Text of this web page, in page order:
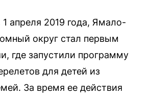
апреля 2019 года, Ямало-
округ стал первым
где запустили программу
для детей из
За время ее действия